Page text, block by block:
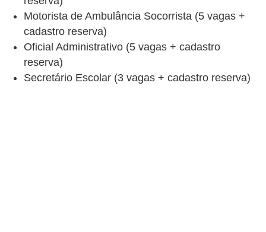
Motorista de Ambulância Socorrista (5 vagas +
cadastro reserva)
Oficial Administrativo (5 vagas + cadastro
reserva)
Secretário Escolar (3 vagas + cadastro reserva)